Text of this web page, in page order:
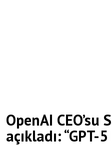
OpenAI CEO’su
açıkladı: “GPT-